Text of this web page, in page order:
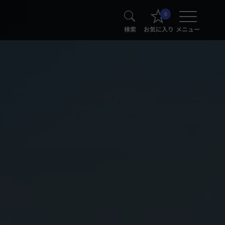
検索
0
お気に入り メニュー